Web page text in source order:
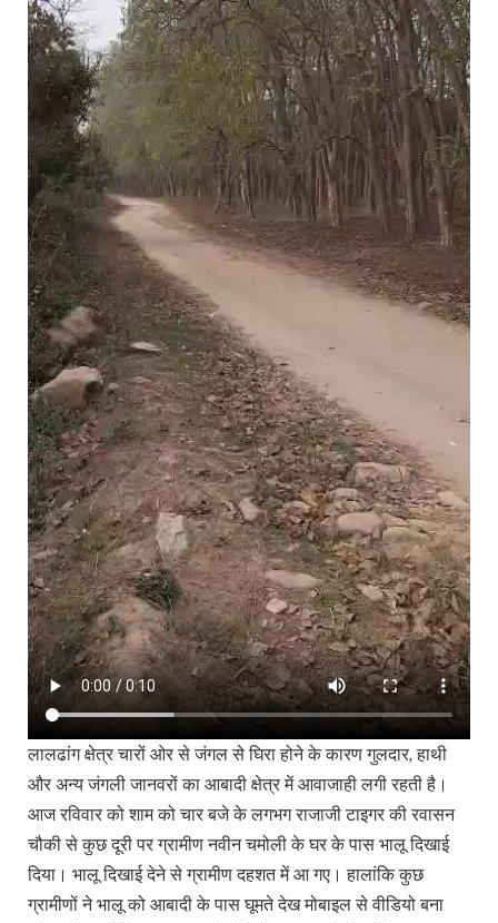
लालढांग क्षेत्र चारों ओर से जंगल से घिरा होने के कारण गुलदार, हाथी
और अन्य जंगली जानवरों का आबादी क्षेत्र में आवाजाही लगी रहती है।
आज रविवार को शाम को चार बजे के लगभग राजाजी टाइगर की रवासन
चौकी से कुछ दूरी पर ग्रामीण नवीन चमोली के घर के पास भालू दिखाई
दिया। भालू दिखाई देने से ग्रामीण दहशत में आ गए। हालांकि कुछ
ग्रामीणों ने भालू को आबादी के पास घूमते देख मोबाइल से वीडियो बना